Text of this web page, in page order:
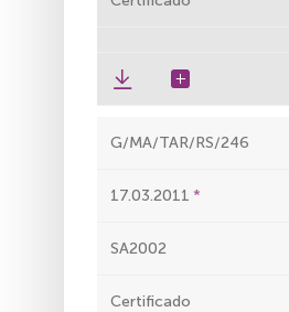
G/MA/TAR/RS/246
17.03.2011
SA2002
Certificado